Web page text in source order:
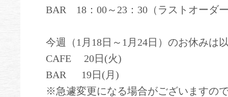
BAR 18：00～23：30（ラストオーダ
今週（1月18日～1月24日）のお休みは
CAFE 20日(火)
BAR 19日(月)
※急遽変更になる場合がございますの